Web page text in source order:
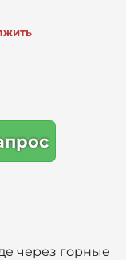
через горные